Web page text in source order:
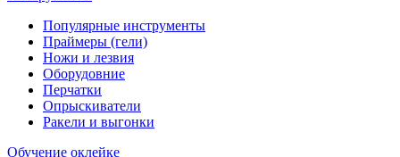
Популярные инструменты
Праймеры (гели)
Ножи и лезвия
Оборудовние
Перчатки
Опрыскиватели
Ракели и выгонки
Обучение оклейке